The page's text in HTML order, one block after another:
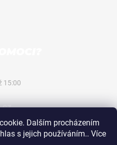
Dalším procházením
s jejich používáním.. Více
15:00